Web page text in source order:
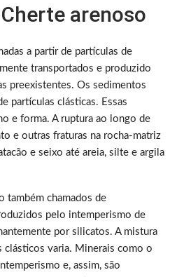
arenoso
a partir de partículas de
transportados e produzido
preexistentes. Os sedimentos
partículas clásticas. Essas
e forma. A ruptura ao longo de
e outras fraturas na rocha-matriz
e seixo até areia, silte e argila
também chamados de
pelo intemperismo de
por silicatos. A mistura
clásticos varia. Minerais como o
e, assim, são